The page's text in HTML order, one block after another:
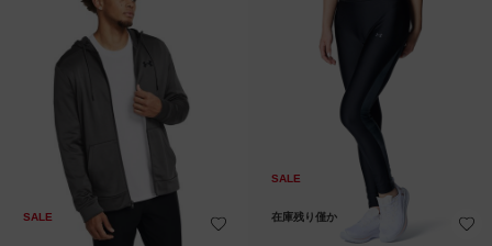
SALE
SALE
在庫残り僅か